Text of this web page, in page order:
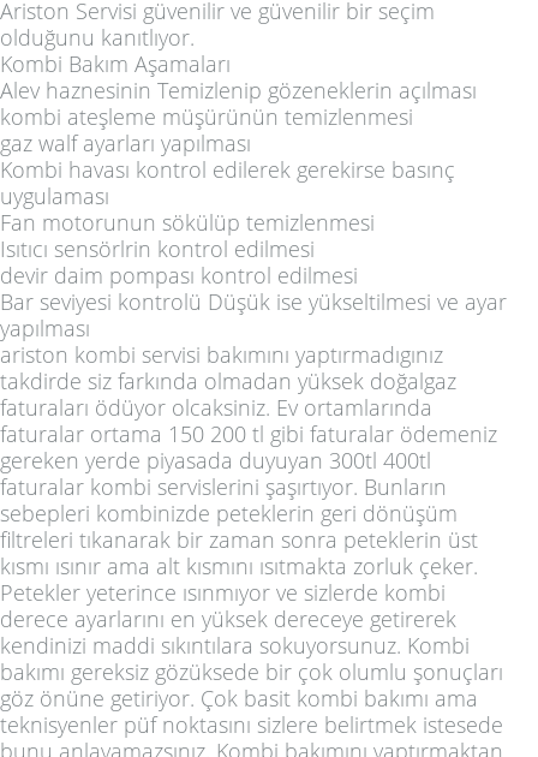
Ariston Servisi güvenilir ve güvenilir bir seçim
olduğunu kanıtlıyor.
Kombi Bakım Aşamaları
Alev haznesinin Temizlenip gözeneklerin açılması
kombi ateşleme müşürünün temizlenmesi
gaz walf ayarları yapılması
Kombi havası kontrol edilerek gerekirse basınç
uygulaması
Fan motorunun sökülüp temizlenmesi
Isıtıcı sensörlrin kontrol edilmesi
devir daim pompası kontrol edilmesi
Bar seviyesi kontrolü Düşük ise yükseltilmesi ve ayar
yapılması
ariston kombi servisi bakımını yaptırmadıgınız
takdirde siz farkında olmadan yüksek doğalgaz
faturaları ödüyor olcaksiniz. Ev ortamlarında
faturalar ortama 150 200 tl gibi faturalar ödemeniz
gereken yerde piyasada duyuyan 300tl 400tl
faturalar kombi servislerini şaşırtıyor. Bunların
sebepleri kombinizde peteklerin geri dönüşüm
filtreleri tıkanarak bir zaman sonra peteklerin üst
kısmı ısınır ama alt kısmını ısıtmakta zorluk çeker.
Petekler yeterince ısınmıyor ve sizlerde kombi
derece ayarlarını en yüksek dereceye getirerek
kendinizi maddi sıkıntılara sokuyorsunuz. Kombi
bakımı gereksiz gözüksede bir çok olumlu şonuçları
göz önüne getiriyor. Çok basit kombi bakımı ama
teknisyenler püf noktasını sizlere belirtmek istesede